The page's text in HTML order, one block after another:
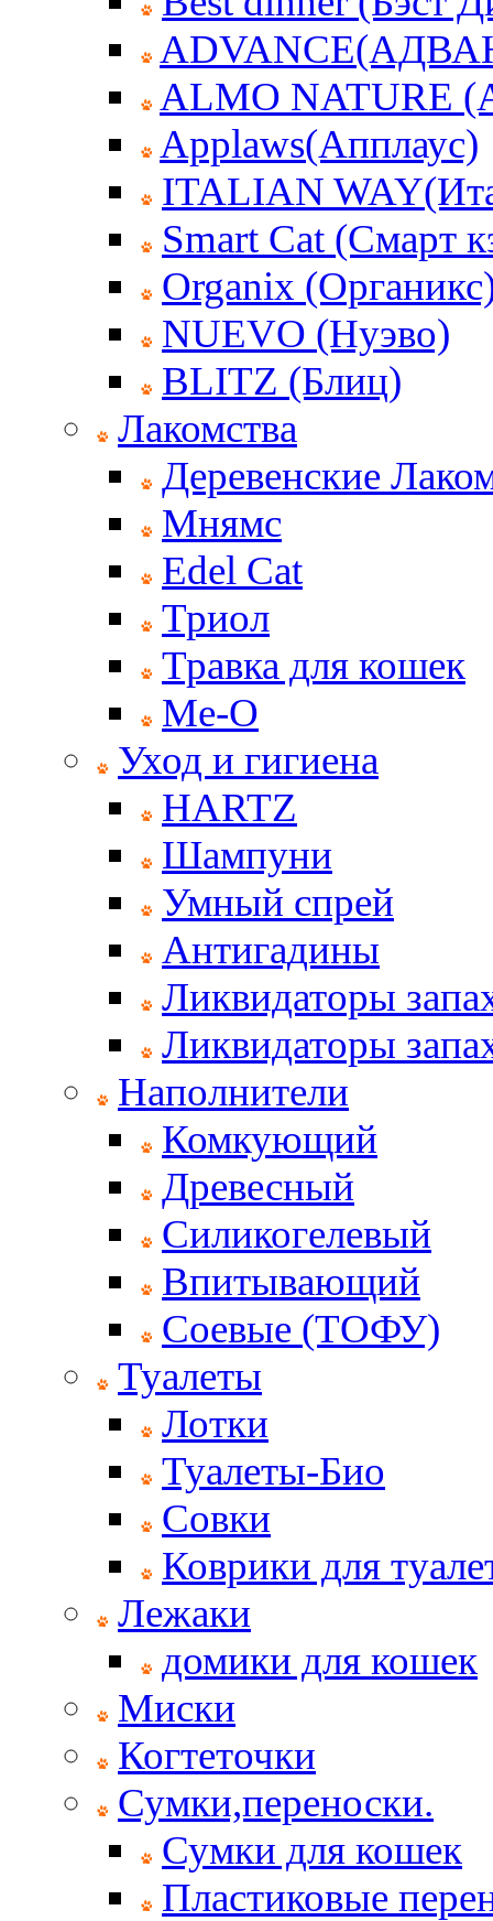
ALMO
Applaws(Апплаус)
ITALIAN
Smart Cat (Смарт
Organix
NUEVO (Нуэво)
BLITZ (Блиц)
Лакомства
Деревенские
Мнямс
Edel Cat
Триол
Травка для кошек
Ме-О
Уход и гигиена
HARTZ
Шампуни
Умный спрей
Антигадины
Ликвидаторы
Ликвидаторы
Наполнители
Комкующий
Древесный
Силикогелевый
Впитывающий
Соевые (ТОФУ)
Туалеты
Лотки
Туалеты-Био
Совки
Коврики для
Лежаки
домики для кошек
Миски
Когтеточки
Сумки,переноски.
Сумки для кошек
Пластиковые